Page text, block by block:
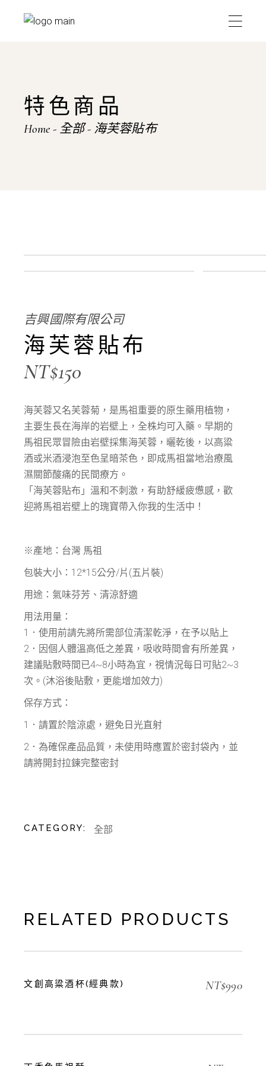
特色商品
Home 全部 海芙蓉貼布
吉興國際有限公司
海芙蓉貼布
NT$150
海芙蓉又名芙蓉菊，是馬祖重要的原生藥用植物，
主要生長在海岸的岩壁上，全株均可入藥。早期的
馬祖民眾冒險由岩壁採集海芙蓉，曬乾後，以高粱
酒或米酒浸泡至色呈暗茶色，即成馬祖當地治療風
濕關節酸痛的民間療方。
「海芙蓉貼布」溫和不刺激，有助舒緩疲憊感，歡
迎將馬祖岩壁上的瑰寶帶入你我的生活中！
※產地：台灣 馬祖
包裝大小：12*15公分/片(五片裝)
用途：氣味芬芳、清涼舒適
用法用量：
1．使用前請先將所需部位清潔乾淨，在予以貼上
2．因個人體溫高低之差異，吸收時間會有所差異，
建議貼敷時間已4~8小時為宜，視情況每日可貼2~3
次。(沐浴後貼敷，更能增加效力)
保存方式：
1．請置於陰涼處，避免日光直射
2．為確保產品品質，未使用時應置於密封袋內，並
請將開封拉鍊完整密封
CATEGORY: 全部
RELATED PRODUCTS
文創高粱酒杯(經典款) NT$990